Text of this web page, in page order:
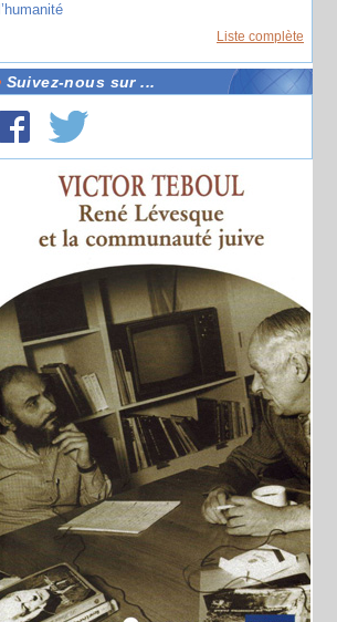
l’humanité
Liste complète
Suivez-nous sur ...